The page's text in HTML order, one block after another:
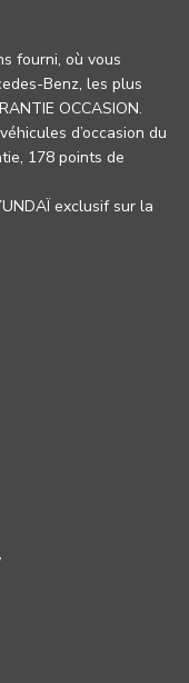
fourni, où vous
Benz, les plus
OCCASION.
d’occasion du
178 points de
exclusif sur la